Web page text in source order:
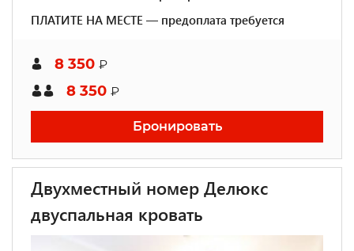
ПЛАТИТЕ НА МЕСТЕ — предоплата требуется
8 350 ₽
8 350 ₽
Бронировать
Двухместный номер Делюкс
двуспальная кровать